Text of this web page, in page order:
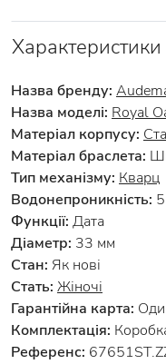
Характеристики
Назва бренду:
Назва моделі: Royal
Матеріал корпусу:
Матеріал браслета:
Тип механізму: Кварц
Водонепроникність:
Функції: Дата
Діаметр: 33 мм
Стан: Як нові
Стать: Жіночі
Гарантійна карта:
Комплектація:
Референс: